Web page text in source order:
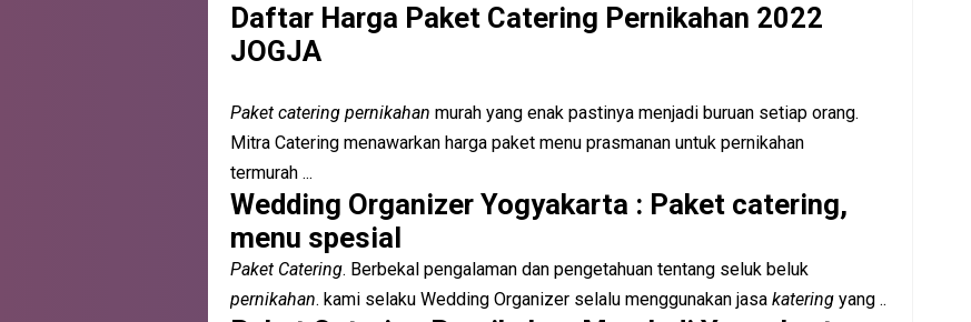
Daftar Harga Paket Catering Pernikahan 2022
JOGJA
Paket catering pernikahan murah yang enak pastinya menjadi buruan setiap orang.
Mitra Catering menawarkan harga paket menu prasmanan untuk pernikahan
termurah ...
Wedding Organizer Yogyakarta : Paket catering,
menu spesial
Paket Catering. Berbekal pengalaman dan pengetahuan tentang seluk beluk
pernikahan. kami selaku Wedding Organizer selalu menggunakan jasa katering yang ..